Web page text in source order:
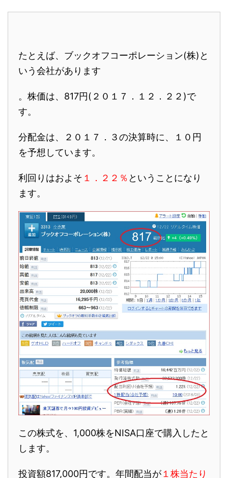
たとえば、ブックオフコーポレーション(株)と
いう会社があります
。株価は、 817円(２０１７．１２．２２)で
す。
分配金は、２０１７．３の決算時に、
１０円
を予想 しています。
利回りはおよそ １．２２％ ということになり
ます。
この株式を、1,000株をNISA口座で購入したと
します。
投資額817,000円です。年間配当が １株当たり